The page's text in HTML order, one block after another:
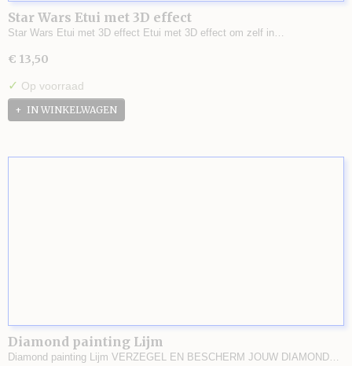
Star Wars Etui met 3D effect
Star Wars Etui met 3D effect Etui met 3D effect om zelf in…
€ 13,50
✓ Op voorraad
IN WINKELWAGEN
Diamond painting Lijm
Diamond painting Lijm VERZEGEL EN BESCHERM JOUW DIAMOND…